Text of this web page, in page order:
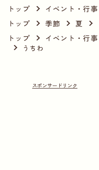
トップ イベント・行事
トップ 季節 夏
トップ イベント・行事
うちわ